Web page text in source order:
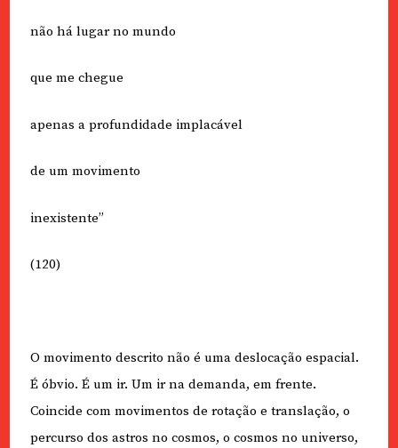
não há lugar no mundo
que me chegue
apenas a profundidade implacável
de um movimento
inexistente”
(120)
O movimento descrito não é uma deslocação espacial.
É óbvio. É um ir. Um ir na demanda, em frente.
Coincide com movimentos de rotação e translação, o
percurso dos astros no cosmos, o cosmos no universo,